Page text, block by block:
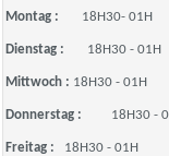
Montag : 18H30- 01H
Dienstag : 18H30 - 01H
Mittwoch : 18H30 - 01H
Donnerstag : 18H30 -
Freitag : 18H30 - 01H